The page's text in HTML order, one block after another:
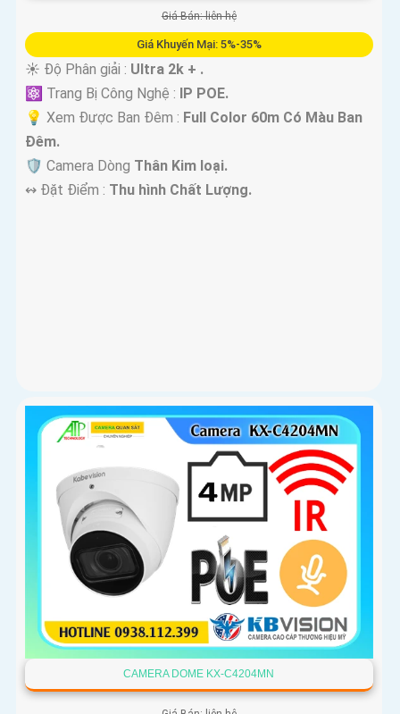
Giá Bán: liên hệ
Giá Khuyến Mại: 5%-35%
☀️ Độ Phân giải : Ultra 2k + .
⚛️ Trang Bị Công Nghệ : IP POE.
💡 Xem Được Ban Đêm : Full Color 60m Có Màu Ban
Ðêm.
🛡 Camera Dòng Thân Kim loại.
️↭ Đặt Điểm : Thu hình Chất Lượng.
CAMERA DOME KX-C4204MN